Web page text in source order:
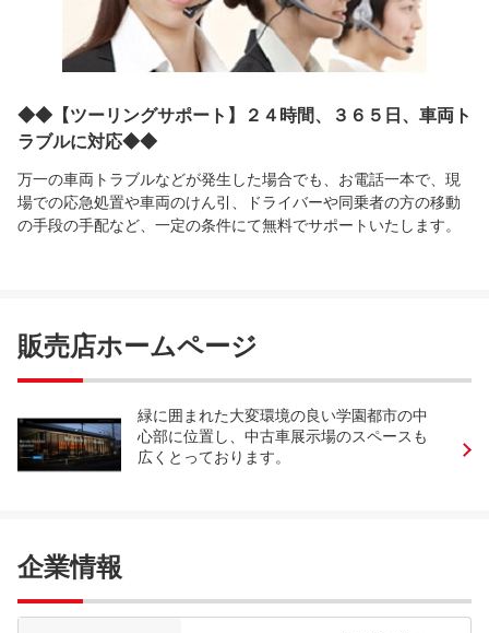
◆◆【ツーリングサポート】２４時間、３６５日、車両ト
ラブルに対応◆◆
万一の車両トラブルなどが発生した場合でも、お電話一本で、現
場での応急処置や車両のけん引、ドライバーや同乗者の方の移動
の手段の手配など、一定の条件にて無料でサポートいたします。
販売店ホームページ
緑に囲まれた大変環境の良い学園都市の中
心部に位置し、中古車展示場のスペースも
広くとっております。
企業情報